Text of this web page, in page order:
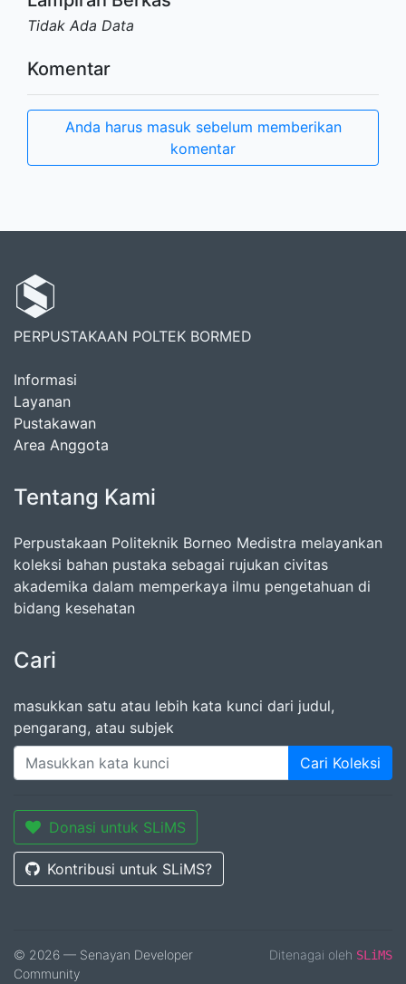
Tidak Ada Data
Komentar
Anda harus masuk sebelum memberikan
komentar
PERPUSTAKAAN POLTEK BORMED
Informasi
Layanan
Pustakawan
Area Anggota
Tentang Kami
Perpustakaan Politeknik Borneo Medistra melayankan
koleksi bahan pustaka sebagai rujukan civitas
akademika dalam memperkaya ilmu pengetahuan di
bidang kesehatan
Cari
masukkan satu atau lebih kata kunci dari judul,
pengarang, atau subjek
Cari Koleksi
Donasi untuk SLiMS
Kontribusi untuk SLiMS?
© 2026 — Senayan Developer
Community
Ditenagai oleh SLiMS